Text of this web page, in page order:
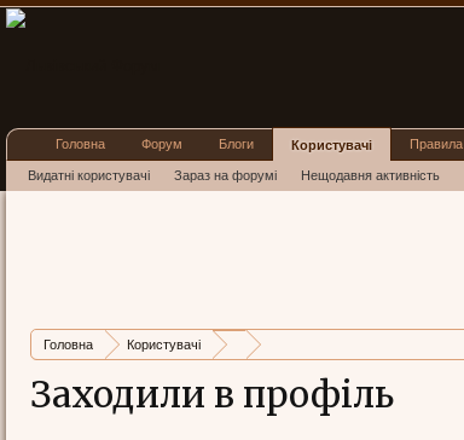
Головна Користувачі
Заходили в профіль
Головна Форум Блоги Користувачі
Видатні користувачі Зараз на форумі Нещодавня активність
Правила